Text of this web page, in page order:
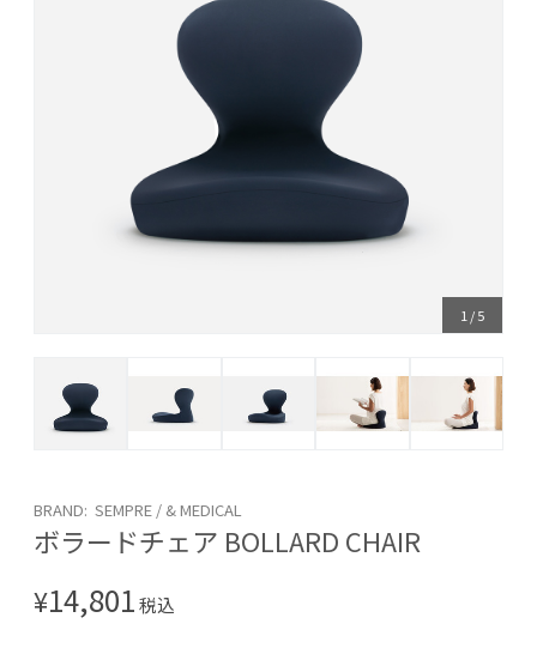
1 /5
BRAND: SEMPRE / & MEDICAL
ボラードチェア BOLLARD CHAIR
¥14,801税込